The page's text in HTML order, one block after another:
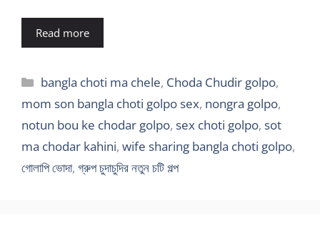
Read more
Categories
bangla choti ma chele, Choda Chudir golpo,
mom son bangla choti golpo sex, nongra golpo,
notun bou ke chodar golpo, sex choti golpo, sot
ma chodar kahini, wife sharing bangla choti golpo,
গোলাপি ভোদা, গ্রুপ চুদাচুদির নতুন চটি গল্প